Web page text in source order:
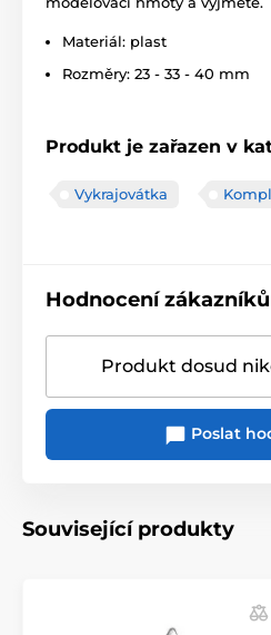
Materiál: plast
Rozměry: 23 - 33 - 40 mm
Produkt je zařazen v
Vykrajovátka
Hodnocení zákazníků
Produkt dosud
Poslat
Související produkty